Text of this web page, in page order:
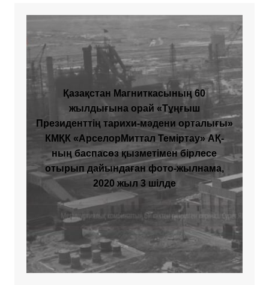
Қазақстан Магниткасының 60
жылдығына орай «Тұңғыш
Президенттің тарихи-мәдени орталығы»
КМҚК «АрселорМиттал Теміртау» АҚ-
ның баспасөз қызметімен бірлесе
отырып дайындаған фото-жылнама,
2020 жыл 3 шілде